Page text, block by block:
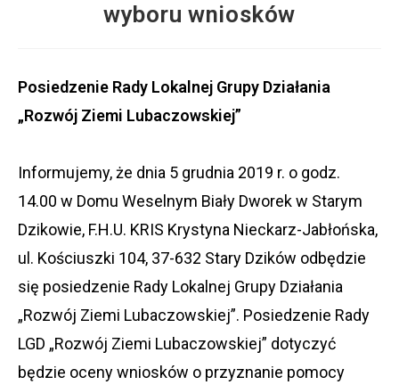
wyboru wniosków
Posiedzenie Rady Lokalnej Grupy Działania
„Rozwój Ziemi Lubaczowskiej”
Informujemy, że dnia 5 grudnia 2019 r. o godz.
14.00 w Domu Weselnym Biały Dworek w Starym
Dzikowie, F.H.U. KRIS Krystyna Nieckarz-Jabłońska,
ul. Kościuszki 104, 37-632 Stary Dzików odbędzie
się posiedzenie Rady Lokalnej Grupy Działania
„Rozwój Ziemi Lubaczowskiej”. Posiedzenie Rady
LGD „Rozwój Ziemi Lubaczowskiej” dotyczyć
będzie oceny wniosków o przyznanie pomocy